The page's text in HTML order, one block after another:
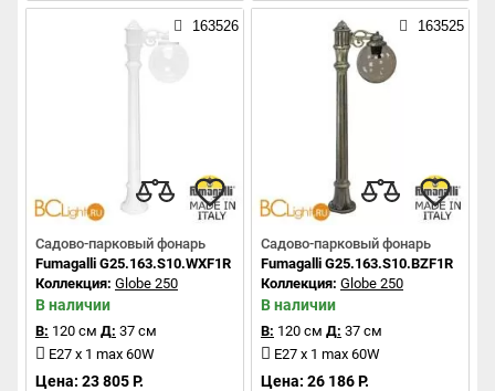
163526
Садово-парковый фонарь
Fumagalli G25.163.S10.WXF1R
Коллекция: Globe 250
В наличии
В: 120 см Д: 37 см
E27 x 1 max 60W
Цена: 23 805 Р.
163525
Садово-парковый фонарь
Fumagalli G25.163.S10.BZF1R
Коллекция: Globe 250
В наличии
В: 120 см Д: 37 см
E27 x 1 max 60W
Цена: 26 186 Р.